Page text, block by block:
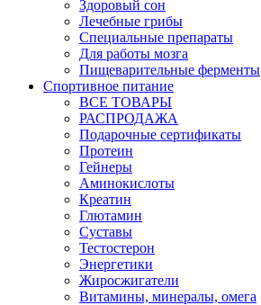
Здоровый сон
Лечебные грибы
Специальные препараты
Для работы мозга
Пищеварительные ферменты
Спортивное питание
ВСЕ ТОВАРЫ
РАСПРОДАЖА
Подарочные сертификаты
Протеин
Гейнеры
Аминокислоты
Креатин
Глютамин
Суставы
Тестостерон
Энергетики
Жиросжигатели
Витамины, минералы, омега